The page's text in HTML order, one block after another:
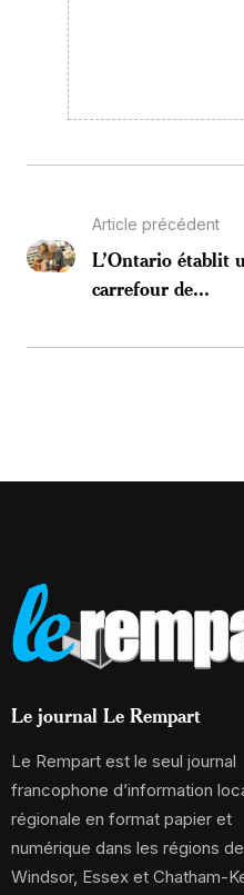
Article précédent
L’Ontario établit
carrefour de...
Le journal Le Rempart
Le Rempart est le seul journal
francophone d’information
régionale en format papier et
numérique dans les régions de
Windsor, Essex et Chatham-